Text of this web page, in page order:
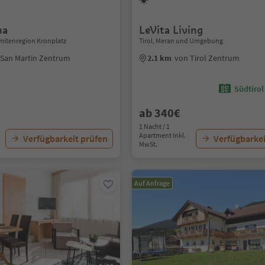
Kronplatz
Martin Zentrum
Verfügbarkeit prüfen
LeVita Living
Tirol, Meran und Umgebung
2.1 km von Tirol Zentrum
Südtirol
ab 340€
1 Nacht / 1
Apartment Inkl.
MwSt.
Auf Anfrage